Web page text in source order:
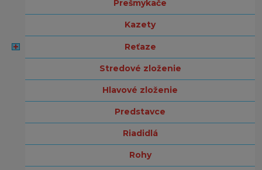
prešmykače
kazety
reťaze
stredové zloženie
hlavové zloženie
predstavce
riadidlá
rohy